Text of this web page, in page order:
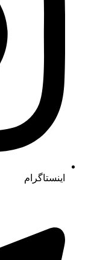
اینستاگرام